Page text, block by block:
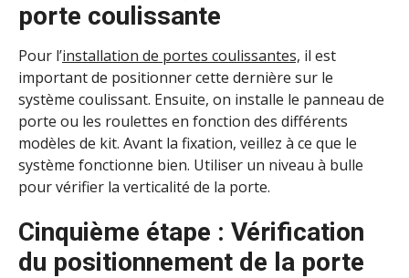
porte coulissante
Pour l’installation de portes coulissantes, il est
important de positionner cette dernière sur le
système coulissant. Ensuite, on installe le panneau de
porte ou les roulettes en fonction des différents
modèles de kit. Avant la fixation, veillez à ce que le
système fonctionne bien. Utiliser un niveau à bulle
pour vérifier la verticalité de la porte.
Cinquième étape : Vérification
du positionnement de la porte